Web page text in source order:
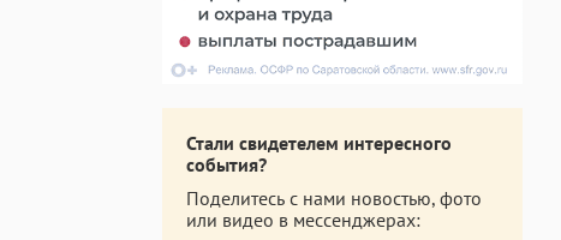
Стали свидетелем интересного
события?
Поделитесь с нами новостью, фото
или видео в мессенджерах: